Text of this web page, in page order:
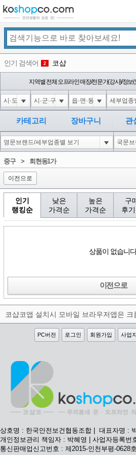
인기 검색어 2 코샵
3 익스
4
5 1-1 waitfor delay '0:0:15' --
6 1-1); waitfor delay
1
지역별 전체 오프라인 매장/전문가(강사)/정보
카테고리 장바구니 관
중구> 회현동1가
이전으로
인기
랭킹순
낮은
가격순
높은
가격순
구
후
상품이 없습니
이전으로
PC버전 로그인 회원가입 사업
상호명 : 한국안전보건협동조합 | 대표자명 :
개인정보관리 책임자 : 박혜영 | 사업자등록번
통신판매업신고번호 : 제2015-인천부평-0628호